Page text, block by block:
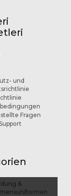
und
Fragen
&